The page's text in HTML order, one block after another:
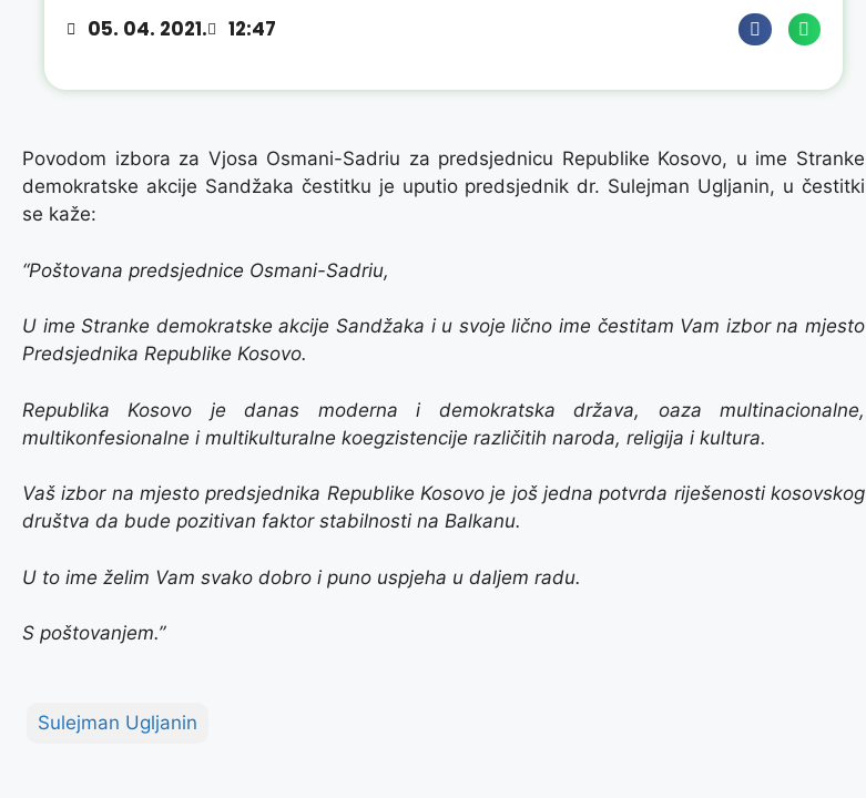
05. 04. 2021. 12:47
Povodom izbora za Vjosa Osmani-Sadriu za predsjednicu Republike Kosovo, u ime Stranke
demokratske akcije Sandžaka čestitku je uputio predsjednik dr. Sulejman Ugljanin, u čestitki
se kaže:
“Poštovana predsjednice Osmani-Sadriu,
U ime Stranke demokratske akcije Sandžaka i u svoje lično ime čestitam Vam izbor na mjesto
Predsjednika Republike Kosovo.
Republika Kosovo je danas moderna i demokratska država, oaza multinacionalne,
multikonfesionalne i multikulturalne koegzistencije različitih naroda, religija i kultura.
Vaš izbor na mjesto predsjednika Republike Kosovo je još jedna potvrda riješenosti kosovskog
društva da bude pozitivan faktor stabilnosti na Balkanu.
U to ime želim Vam svako dobro i puno uspjeha u daljem radu.
S poštovanjem.”
Sulejman Ugljanin